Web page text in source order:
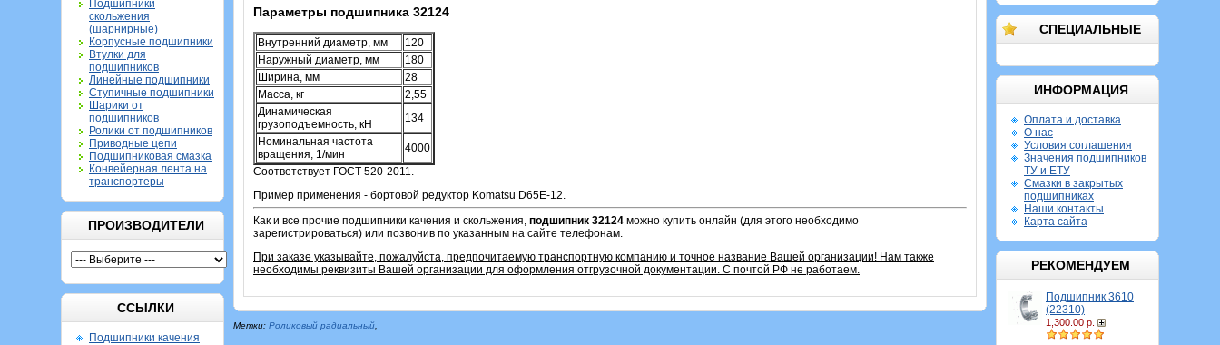
Подшипники
скольжения
(шарнирные)
Корпусные подшипники
Втулки для
подшипников
Линейные подшипники
Ступичные подшипники
Шарики от
подшипников
Ролики от подшипников
Приводные цепи
Подшипниковая смазка
Конвейерная лента на
транспортеры
ПРОИЗВОДИТЕЛИ
ССЫЛКИ
Подшипники качения
СПЕЦИАЛЬНЫЕ
ИНФОРМАЦИЯ
Оплата и доставка
О нас
Условия соглашения
Значения подшипников
ТУ и ЕТУ
Смазки в закрытых
подшипниках
Наши контакты
Карта сайта
РЕКОМЕНДУЕМ
Подшипник 3610
(22310)
1,300.00 р.
Параметры подшипника 32124
Внутренний диаметр, мм
120
Наружный диаметр, мм
180
Ширина, мм
28
Масса, кг
2,55
Динамическая
грузоподъемность, кН
134
Номинальная частота
вращения, 1/мин
4000
Соответствует ГОСТ 520-2011.
Пример применения - бортовой редуктор Komatsu D65E-12.
Как и все прочие подшипники качения и скольжения, подшипник 32124 можно купить онлайн (для этого необходимо
зарегистрироваться) или позвонив по указанным на сайте телефонам.
При заказе указывайте, пожалуйста, предпочитаемую транспортную компанию и точное название Вашей организации! Нам также
необходимы реквизиты Вашей организации для оформления отгрузочной документации. С почтой РФ не работаем.
Метки: Роликовый радиальный